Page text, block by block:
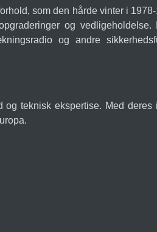
som den hårde vinter i
og
og andre
teknisk ekspertise. Med